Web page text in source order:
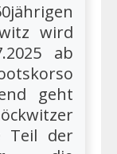
wird
ab
geht
Teil der